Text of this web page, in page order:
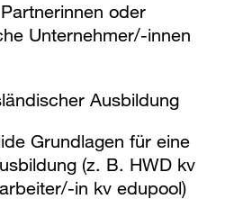
oder
Unternehmer/-innen
Ausbildung
Grundlagen für eine
(z. B. HWD kv
in kv edupool)